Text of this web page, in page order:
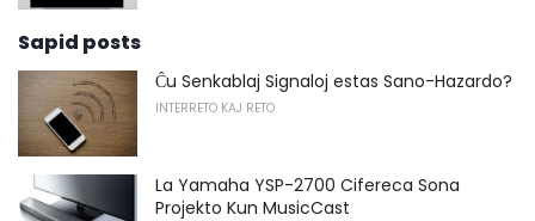
Sapid posts
Ĉu Senkablaj Signaloj estas Sano-Hazardo?
INTERRETO KAJ RETO
La Yamaha YSP-2700 Cifereca Sona
Projekto Kun MusicCast